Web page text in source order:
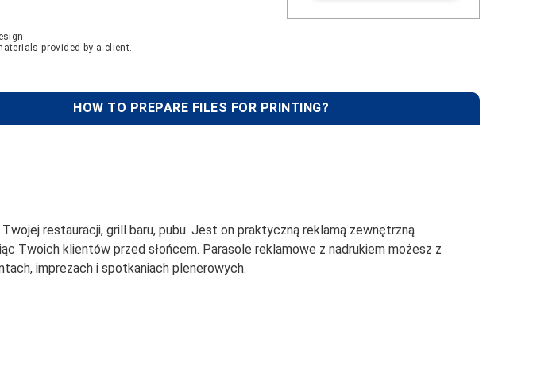
provided by a client.
HOW TO PREPARE FILES FOR PRINTING?
restauracji, grill baru, pubu. Jest on praktyczną reklamą zewnętrzną
Twoich klientów przed słońcem. Parasole reklamowe z nadrukiem możesz z
imprezach i spotkaniach plenerowych.